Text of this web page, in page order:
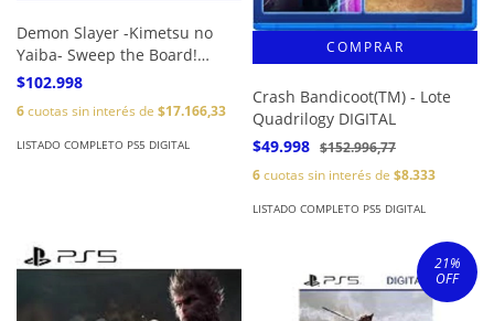
Demon Slayer -Kimetsu no
Yaiba- Sweep the Board!
DIGITAL
$102.998
6cuotas sin interés de $17.166,33
LISTADO COMPLETO PS5 DIGITAL
Crash Bandicoot(TM) - Lote
Quadrilogy DIGITAL
$49.998 $152.996,77
6cuotas sin interés de $8.333
LISTADO COMPLETO PS5 DIGITAL
21%
OFF